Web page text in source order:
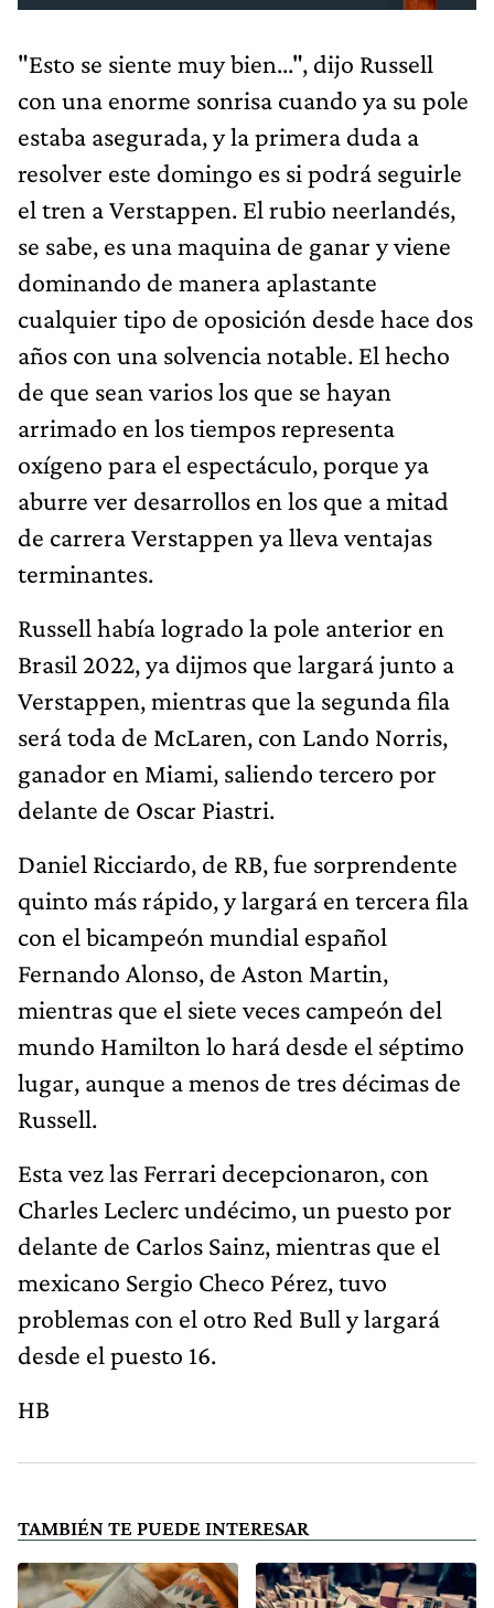
"Esto se siente muy bien...", dijo Russell
con una enorme sonrisa cuando ya su pole
estaba asegurada, y la primera duda a
resolver este domingo es si podrá seguirle
el tren a Verstappen. El rubio neerlandés,
se sabe, es una maquina de ganar y viene
dominando de manera aplastante
cualquier tipo de oposición desde hace dos
años con una solvencia notable. El hecho
de que sean varios los que se hayan
arrimado en los tiempos representa
oxígeno para el espectáculo, porque ya
aburre ver desarrollos en los que a mitad
de carrera Verstappen ya lleva ventajas
terminantes.
Russell había logrado la pole anterior en
Brasil 2022, ya dijmos que largará junto a
Verstappen, mientras que la segunda fila
será toda de McLaren, con Lando Norris,
ganador en Miami, saliendo tercero por
delante de Oscar Piastri.
Daniel Ricciardo, de RB, fue sorprendente
quinto más rápido, y largará en tercera fila
con el bicampeón mundial español
Fernando Alonso, de Aston Martin,
mientras que el siete veces campeón del
mundo Hamilton lo hará desde el séptimo
lugar, aunque a menos de tres décimas de
Russell.
Esta vez las Ferrari decepcionaron, con
Charles Leclerc undécimo, un puesto por
delante de Carlos Sainz, mientras que el
mexicano Sergio Checo Pérez, tuvo
problemas con el otro Red Bull y largará
desde el puesto 16.
HB
TAMBIÉN TE PUEDE INTERESAR